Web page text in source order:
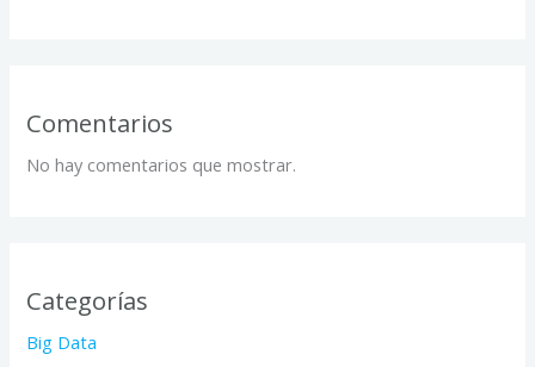
Comentarios
No hay comentarios que mostrar.
Categorías
Big Data